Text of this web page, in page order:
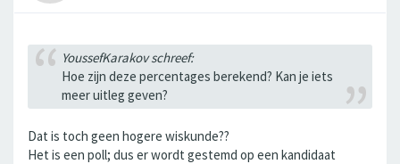
YoussefKarakov schreef:
Hoe zijn deze percentages berekend? Kan je iets
meer uitleg geven?
Dat is toch geen hogere wiskunde??
Het is een poll; dus er wordt gestemd op een kandidaat